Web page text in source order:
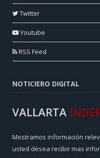
Twitter
Youtube
RSS Feed
NOTICIERO DIGITAL
VALLARTA
Mostramos información
usted desea recibir mas